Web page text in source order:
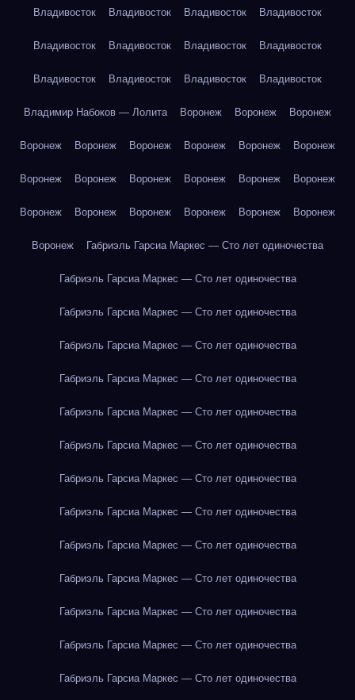
Владивосток Владивосток Владивосток Владивосток
Владивосток Владивосток Владивосток Владивосток
Владивосток Владивосток Владивосток Владивосток
Владимир Набоков — Лолита Воронеж Воронеж Воронеж
Воронеж Воронеж Воронеж Воронеж Воронеж Воронеж
Воронеж Воронеж Воронеж Воронеж Воронеж Воронеж
Воронеж Воронеж Воронеж Воронеж Воронеж Воронеж
Воронеж Габриэль Гарсиа Маркес — Сто лет одиночества
Габриэль Гарсиа Маркес — Сто лет одиночества
Габриэль Гарсиа Маркес — Сто лет одиночества
Габриэль Гарсиа Маркес — Сто лет одиночества
Габриэль Гарсиа Маркес — Сто лет одиночества
Габриэль Гарсиа Маркес — Сто лет одиночества
Габриэль Гарсиа Маркес — Сто лет одиночества
Габриэль Гарсиа Маркес — Сто лет одиночества
Габриэль Гарсиа Маркес — Сто лет одиночества
Габриэль Гарсиа Маркес — Сто лет одиночества
Габриэль Гарсиа Маркес — Сто лет одиночества
Габриэль Гарсиа Маркес — Сто лет одиночества
Габриэль Гарсиа Маркес — Сто лет одиночества
Габриэль Гарсиа Маркес — Сто лет одиночества